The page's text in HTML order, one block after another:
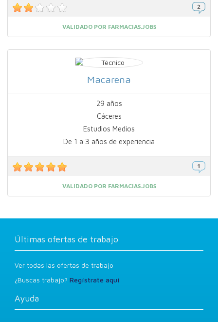
VALIDADO POR FARMACIAS.JOBS
Macarena
29 años
Cáceres
Estudios Medios
De 1 a 3 años de experiencia
VALIDADO POR FARMACIAS.JOBS
Últimas ofertas de trabajo
Ver todas las ofertas de trabajo
¿Buscas trabajo? Regístrate aquí
Ayuda